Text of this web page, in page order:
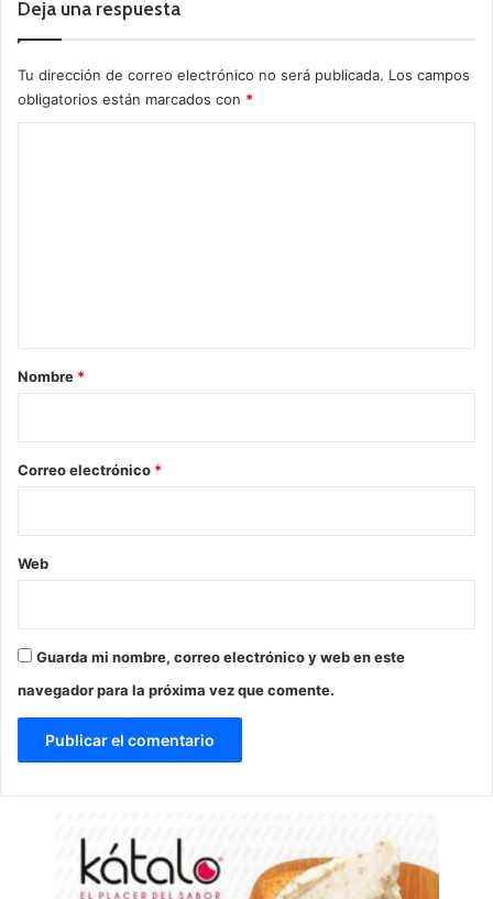
Deja una respuesta
Tu dirección de correo electrónico no será publicada. Los campos
obligatorios están marcados con *
r
*
Nombre *
Correo electrónico *
Web
Guarda mi nombre, correo electrónico y web en este
navegador para la próxima vez que comente.